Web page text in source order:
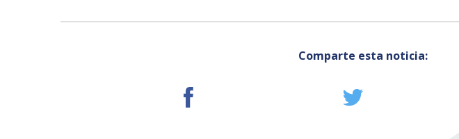
Comparte esta noticia: